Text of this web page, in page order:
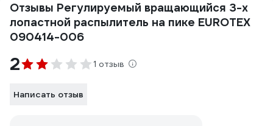
Отзывы Регулируемый вращающийся 3-х
лопастной распылитель на пике EUROTEX
090414-006
2 1 отзыв
Написать отзыв